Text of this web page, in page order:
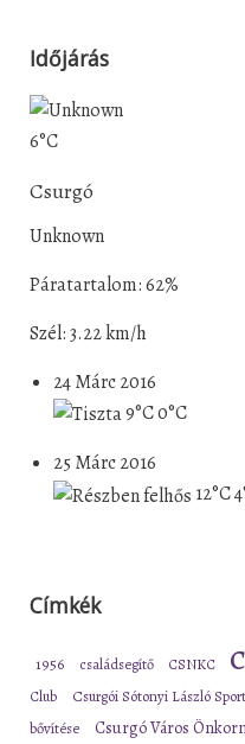
Időjárás
6°C
Csurgó
Unknown
Páratartalom: 62%
Szél: 3.22 km/h
24 Márc 2016
9°C0°C
25 Márc 2016
12°C
Címkék
1956 családsegítő CSNKC
Club
Csurgói Sótonyi László
bővítése
Csurgó Város